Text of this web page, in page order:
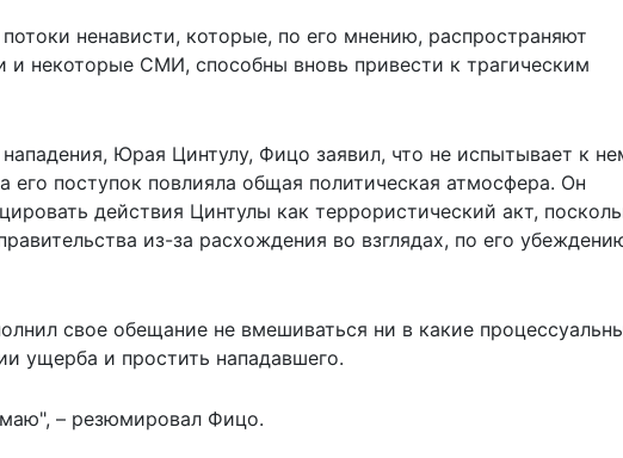
ненависти, которые, по его мнению, распространяют
и некоторые СМИ, способны вновь привести к трагическим
Юрая Цинтулу, Фицо заявил, что не испытывает к
его поступок повлияла общая политическая атмосфера. Он
действия Цинтулы как террористический акт,
из-за расхождения во взглядах, по его
свое обещание не вмешиваться ни в какие
ущерба и простить нападавшего.
– резюмировал Фицо.